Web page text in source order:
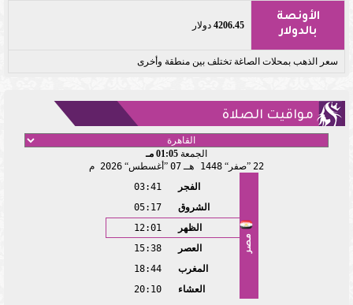
الأونصة
بالدولار
4206.45 دولار
سعر الذهب بمحلات الصاغة تختلف بين منطقة وأخرى
مواقيت الصلاة
الجمعة 01:05 مـ
22 صفر 1448 هـ 07 أغسطس 2026 م
مصر
الفجر
03:41
الشروق
05:17
الظهر
12:01
العصر
15:38
المغرب
18:44
العشاء
20:10